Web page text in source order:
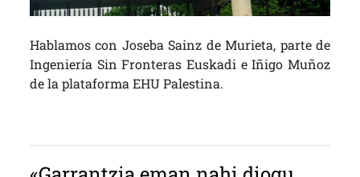
Hablamos con Joseba Sainz de Murieta, parte de
Ingeniería Sin Fronteras Euskadi e Iñigo Muñoz
de la plataforma EHU Palestina.